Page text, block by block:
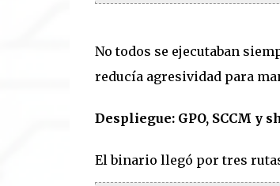
No todos se ejecutaban
reducía agresividad para
Despliegue: GPO, SCCM y
El binario llegó por tres